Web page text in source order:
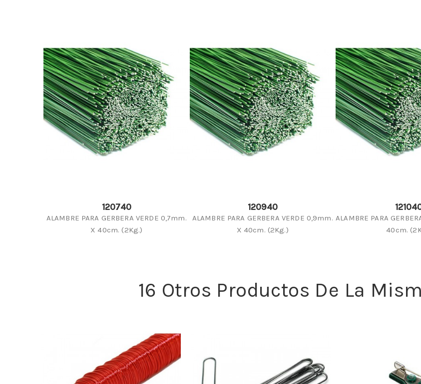
120740
ALAMBRE PARA GERBERA VERDE 0,7mm.
X 40cm. (2Kg.)
120940
ALAMBRE PARA GERBERA VERDE 0,9mm.
X 40cm. (2Kg.)
ALAMBRE PARA
40cm.
16 Otros Productos De La